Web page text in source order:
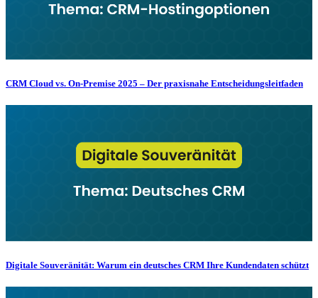
CRM Cloud vs. On-Premise 2025 – Der praxisnahe Entscheidungsleitfaden
Digitale Souveränität: Warum ein deutsches CRM Ihre Kundendaten schützt